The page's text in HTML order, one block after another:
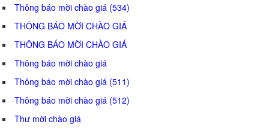
Thông báo mời chào giá (534)
THÔNG BÁO MỜI CHÀO GIÁ
THÔNG BÁO MỜI CHÀO GIÁ
Thông báo mời chào giá
Thông báo mời chào giá (511)
Thông báo mời chào giá (512)
Thư mời chào giá